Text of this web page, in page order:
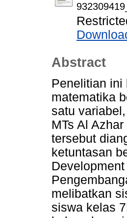
Abstract
Penelitian ini
matematika
satu
MTs Al
tersebut
ketuntasan
melibatkan
siswa kelas